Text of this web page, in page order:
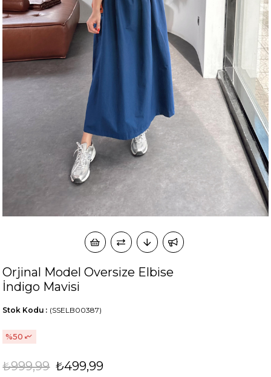
Orjinal Model Oversize Elbise
İndigo Mavisi
(SSELB00387)
Stok Kodu
50
₺999,99 ₺499,99
okudum onay veriyorum.
Paylaştığım bilgilerinKVKK kapsamında tarafınızca korunmasını, sms ve
WhatsApp üzerinden bilgilendirmeleri almayı
kabul ediyorum.
Çevir Kazan